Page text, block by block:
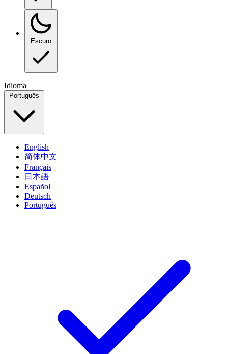
Escuro
Idioma
Português
English
简体中文
Français
日本語
Español
Deutsch
Português